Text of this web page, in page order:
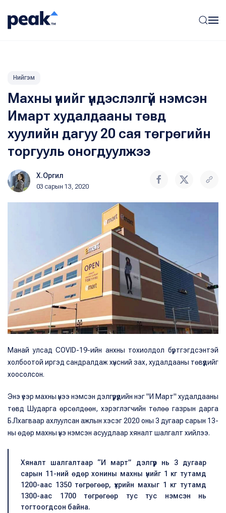
Нийгэм
Махны үнийг үндэслэлгүй нэмсэн
Имарт худалдааны төвд
хуулийн дагуу 20 сая төгрөгийн
торгууль оногдуулжээ
Х.Оргил
03 сарын 13, 2020
Манай улсад COVID-19-ийн анхны тохиолдол бүртгэгдсэнтэй
холбоотой иргэд сандралдаж хүнсний зах, худалдааны төвүүдийг
хоосолсон.
Энэ үеэр махны үнээ нэмсэн дэлгүүрүүдийн нэг "И Март" худалдааны
төвд Шударга өрсөлдөөн, хэрэглэгчийн төлөө газрын дарга
Б.Лхагваар ахлуулсан ажлын хэсэг 2020 оны 3 дугаар сарын 13-
ны өдөр махны үнэ нэмсэн асуудлаар хяналт шалгалт хийлээ.
Хяналт шалгалтаар “И март” дэлгүүр нь 3 дугаар
сарын 11-ний өдөр хонины махны үнийг 1 кг тутамд
1200-аас 1350 төгрөгөөр, үхрийн махыг 1 кг тутамд
1300-аас 1700 төгрөгөөр тус тус нэмсэн нь
тогтоогдсон байна.